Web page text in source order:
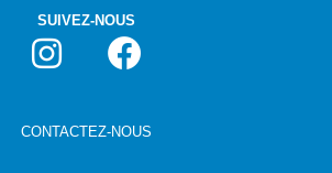
SUIVEZ-NOUS
CONTACTEZ-NOUS